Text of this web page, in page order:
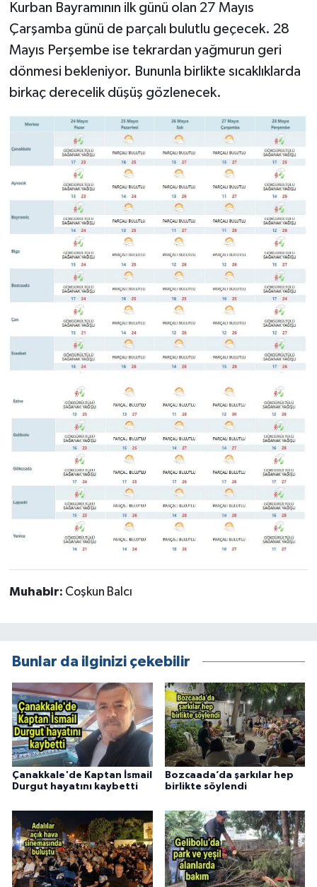
Kurban Bayramının ilk günü olan 27 Mayıs
Çarşamba günü de parçalı bulutlu geçecek. 28
Mayıs Perşembe ise tekrardan yağmurun geri
dönmesi bekleniyor. Bununla birlikte sıcaklıklarda
birkaç derecelik düşüş gözlenecek.
Muhabir: Coşkun Balcı
Bunlar da ilginizi çekebilir
Çanakkale'de Kaptan İsmail
Durgut hayatını kaybetti
Bozcaada’da şarkılar hep
birlikte söylendi